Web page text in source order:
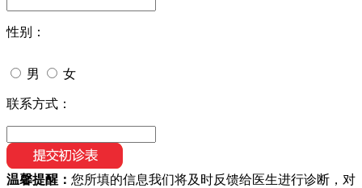
性别：
男 女
联系方式：
温馨提醒： 您所填的信息我们将及时反馈给医生进行诊断，对